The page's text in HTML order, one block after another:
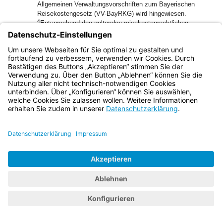
Allgemeinen Verwaltungsvorschriften zum Bayerischen
Reisekostengesetz (VV-BayRKG) wird hingewiesen.
4Entsprechend den geltenden reisekostenrechtlichen
Regelungen kommt gegebenenfalls auch bei Aus- und
Fortbildungsreisen von schwerbehinderten (nicht
gleichgestellten) Beschäftigten eine Fahrkostenerstattung
nach Art. 5 Abs. 1 BayRKG in Betracht.
Bayern.de
BayernPortal
Impressum